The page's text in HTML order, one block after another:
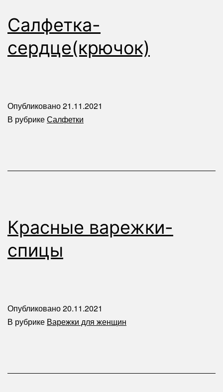
Салфетка-
сердце(крючок)
Опубликовано21.11.2021
В рубрикеСалфетки
Красные варежки-
спицы
Опубликовано20.11.2021
В рубрике Варежки для женщин